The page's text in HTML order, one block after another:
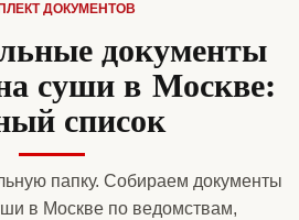
ДОКУМЕНТОВ
документы
суши в Москве:
список
папку. Собираем документы
в Москве по ведомствам,